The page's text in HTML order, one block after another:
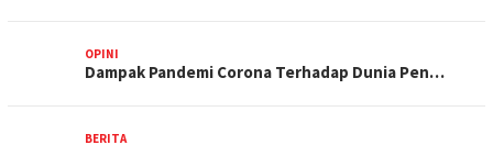
OPINI
Dampak Pandemi Corona Terhadap Dunia Pen…
BERITA